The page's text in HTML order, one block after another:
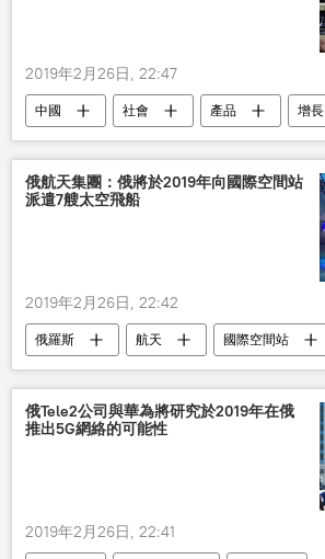
2019年2月26日, 22:47
中國 社會 產品
增長
速度
降低
俄航天集團：俄將於2019年向國際空間站
派遣7艘太空飛船
2019年2月26日, 22:42
俄羅斯 航天
國際空間站
飛行
俄Tele2公司與華為將研究於2019年在俄
推出5G網絡的可能性
2019年2月26日, 22:41